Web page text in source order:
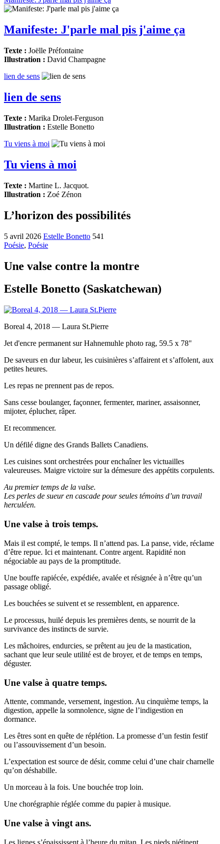
Manifeste: J'parle mal pis j'aime ça
Texte : Joëlle Préfontaine
Illustration : David Champagne
lien de sens
lien de sens
Texte : Marika Drolet-Ferguson
Illustration : Estelle Bonetto
Tu viens à moi
Tu viens à moi
Texte : Martine L. Jacquot.
Illustration : Zoé Zénon
L’horizon des possibilités
5 avril 2026 Estelle Bonetto 541
Poésie, Poésie
Une valse contre la montre
Estelle Bonetto (Saskatchewan)
Boreal 4, 2018 — Laura St.Pierre
Jet d'encre permanent sur Hahnemuhle photo rag, 59.5 x 78"
De saveurs en dur labeur, les cuisinières s’affairent et s’affolent, aux
petites heures.
Les repas ne prennent pas de repos.
Sans cesse boulanger, façonner, fermenter, mariner, assaisonner,
mijoter, éplucher, râper.
Et recommencer.
Un défilé digne des Grands Ballets Canadiens.
Les cuisines sont orchestrées pour enchaîner les victuailles
valeureuses. Maigre victoire sur la démesure des appétits corpulents.
Au premier temps de la valse.
Les perles de sueur en cascade pour seules témoins d’un travail
herculéen.
Une valse à trois temps.
Mais il est compté, le temps. Il n’attend pas. La panse, vide, réclame
d’être repue. Ici et maintenant. Contre argent. Rapidité non
négociable au pays de la promptitude.
Une bouffe rapiécée, expédiée, avalée et résignée à n’être qu’un
passage obligé.
Les bouchées se suivent et se ressemblent, en apparence.
Le processus, huilé depuis les premières dents, se nourrit de la
survivance des instincts de survie.
Les mâchoires, endurcies, se prêtent au jeu de la mastication,
sachant que leur seule utilité est de broyer, et de temps en temps,
déguster.
Une valse à quatre temps.
Attente, commande, versement, ingestion. Au cinquième temps, la
digestion, appelle la somnolence, signe de l’indigestion en
dormance.
Les êtres sont en quête de réplétion. La promesse d’un festin festif
ou l’assouvissement d’un besoin.
L’expectation est source de désir, comme celui d’une chair charnelle
qu’on déshabille.
Un morceau à la fois. Une bouchée trop loin.
Une chorégraphie réglée comme du papier à musique.
Une valse à vingt ans.
Les lignes s’épaississent à l’heure du mitan. Les pieds piétinent